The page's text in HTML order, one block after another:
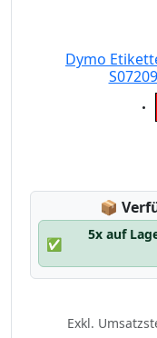
Dymo
📦
✅
5x auf
Exkl.